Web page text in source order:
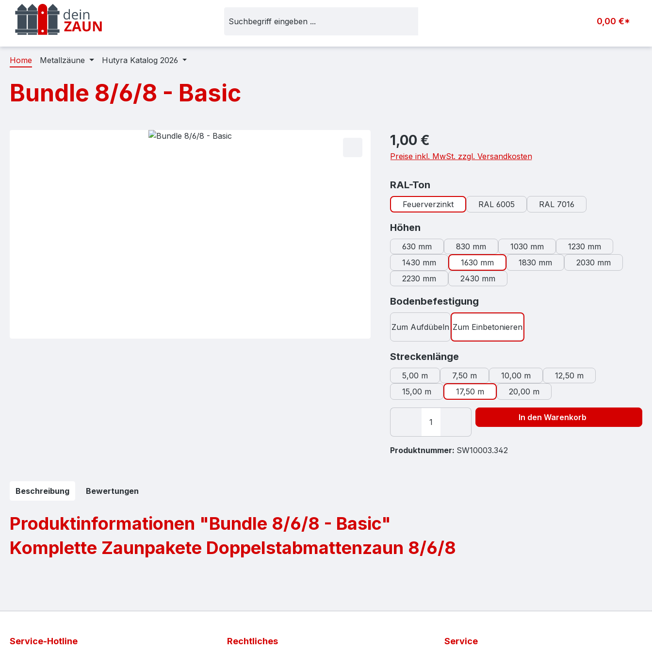
Hauptinhalt springen
Zur Suche springen
Zur Hauptnavigation springen
0,00 €*
Home Metallzäune Hutyra Katalog 2026
Bundle 8/6/8 - Basic
Regulärer Preis:
1,00 €
Preise inkl. MwSt. zzgl. Versandkosten
RAL-Ton
Feuerverzinkt RAL 6005 RAL 7016
Höhen
630 mm 830 mm 1030 mm
1230 mm
1430 mm
1630 mm 1830 mm
2030 mm
2230 mm
2430 mm
Bodenbefestigung
Zum Aufdübeln Zum Einbetonieren
Streckenlänge
5,00 m 7,50 m 10,00 m
12,50 m
15,00 m
17,50 m 20,00 m
In den Warenkorb
Produktnummer: SW10003.342
Beschreibung Bewertungen
Produktinformationen "Bundle 8/6/8 - Basic"
Komplette Zaunpakete Doppelstabmattenzaun 8/6/8
Service-Hotline Rechtliches Service